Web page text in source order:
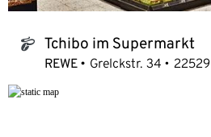
tchibo_logo Tchibo im Supermarkt
REWE Grelckstr. 34 22529